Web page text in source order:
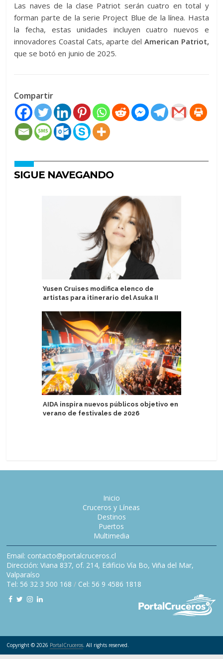
Las naves de la clase Patriot serán cuatro en total y
forman parte de la serie Project Blue de la línea. Hasta
la fecha, estas unidades incluyen cuatro nuevos e
innovadores Coastal Cats, aparte del American Patriot,
que se botó en junio de 2025.
Compartir
SIGUE NAVEGANDO
Yusen Cruises modifica elenco de
artistas para itinerario del Asuka II
AIDA inspira nuevos públicos objetivo en
verano de festivales de 2026
Inicio
Cruceros y Líneas
Destinos
Puertos
Multimedia
Email: contacto@portalcruceros.cl
Dirección: Viana 837, of. 214, Edificio Vía Bo, Viña del Mar,
Valparaíso
Tel: 56 32 3 500 168 / Cel: 56 9 4586 1818
Copyright © 2026 PortalCruceros. All rights reserved.